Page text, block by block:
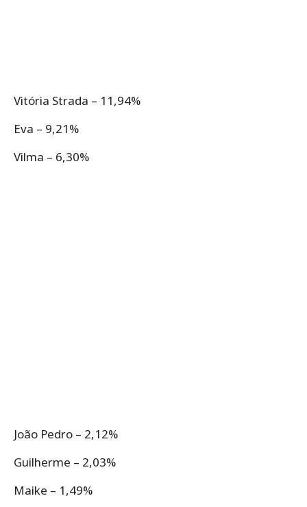
Vitória Strada – 11,94%
Eva – 9,21%
Vilma – 6,30%
João Pedro – 2,12%
Guilherme – 2,03%
Maike – 1,49%